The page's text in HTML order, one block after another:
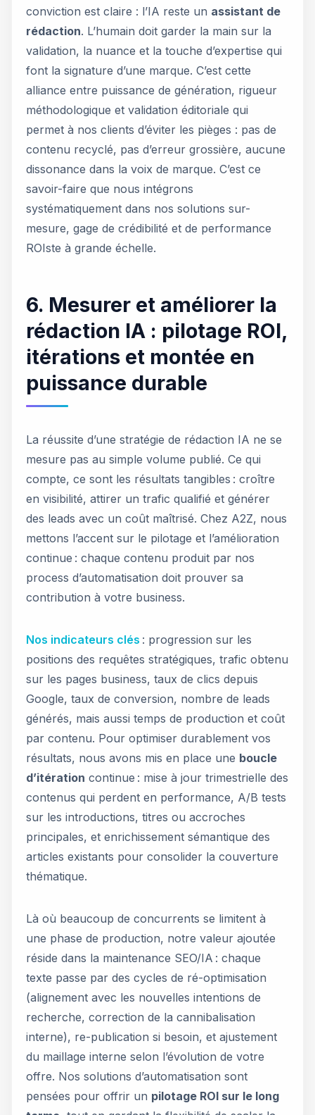
conviction est claire : l’IA reste un assistant de
rédaction. L’humain doit garder la main sur la
validation, la nuance et la touche d’expertise qui
font la signature d’une marque. C’est cette
alliance entre puissance de génération, rigueur
méthodologique et validation éditoriale qui
permet à nos clients d’éviter les pièges : pas de
contenu recyclé, pas d’erreur grossière, aucune
dissonance dans la voix de marque. C’est ce
savoir-faire que nous intégrons
systématiquement dans nos solutions sur-
mesure, gage de crédibilité et de performance
ROIste à grande échelle.
6. Mesurer et améliorer la
rédaction IA : pilotage ROI,
itérations et montée en
puissance durable
La réussite d’une stratégie de rédaction IA ne se
mesure pas au simple volume publié. Ce qui
compte, ce sont les résultats tangibles : croître
en visibilité, attirer un trafic qualifié et générer
des leads avec un coût maîtrisé. Chez A2Z, nous
mettons l’accent sur le pilotage et l’amélioration
continue : chaque contenu produit par nos
process d’automatisation doit prouver sa
contribution à votre business.
Nos indicateurs clés : progression sur les
positions des requêtes stratégiques, trafic obtenu
sur les pages business, taux de clics depuis
Google, taux de conversion, nombre de leads
générés, mais aussi temps de production et coût
par contenu. Pour optimiser durablement vos
résultats, nous avons mis en place une boucle
d’itération continue : mise à jour trimestrielle des
contenus qui perdent en performance, A/B tests
sur les introductions, titres ou accroches
principales, et enrichissement sémantique des
articles existants pour consolider la couverture
thématique.
Là où beaucoup de concurrents se limitent à
une phase de production, notre valeur ajoutée
réside dans la maintenance SEO/IA : chaque
texte passe par des cycles de ré-optimisation
(alignement avec les nouvelles intentions de
recherche, correction de la cannibalisation
interne), re-publication si besoin, et ajustement
du maillage interne selon l’évolution de votre
offre. Nos solutions d’automatisation sont
pensées pour offrir un pilotage ROI sur le long